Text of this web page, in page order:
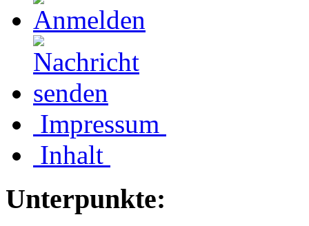
Impressum
Inhalt
Unterpunkte: